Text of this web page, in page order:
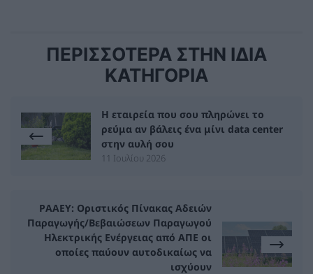
ΠΕΡΙΣΣΟΤΕΡΑ ΣΤΗΝ ΙΔΙΑ
ΚΑΤΗΓΟΡΙΑ
Η εταιρεία που σου πληρώνει το
ρεύμα αν βάλεις ένα μίνι data center
στην αυλή σου
11 Ιουλίου 2026
ΡΑΑΕΥ: Οριστικός Πίνακας Αδειών
Παραγωγής/Βεβαιώσεων Παραγωγού
Ηλεκτρικής Ενέργειας από ΑΠΕ οι
οποίες παύουν αυτοδικαίως να
ισχύουν